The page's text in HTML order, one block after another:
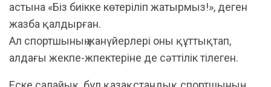
астына «Біз биікке көтеріліп жатырмыз!», деген
жазба қалдырған.
Ал спортшының жанүйерлері оны құттықтап,
алдағы жекпе-жпектеріне де сәттілік тілеген.